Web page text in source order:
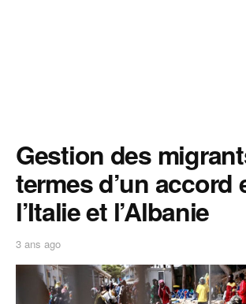
Gestion des
termes d’un accord
l’Italie et l’Albanie
3 ans ago